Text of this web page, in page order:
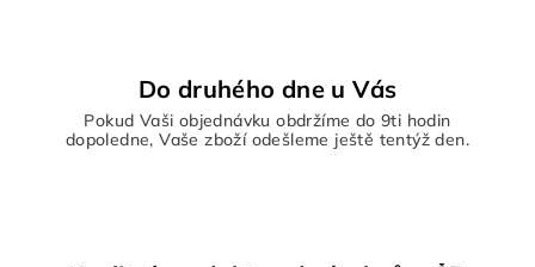
Do druhého dne u Vás
Pokud Vaši objednávku obdržíme do 9ti hodin
dopoledne, Vaše zboží odešleme ještě tentýž den.